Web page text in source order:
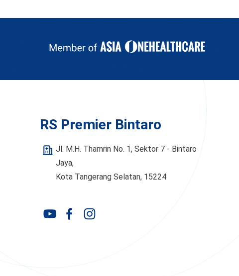
RS Premier Bintaro
Jl. M.H. Thamrin No. 1, Sektor 7 - Bintaro
Jaya,
Kota Tangerang Selatan, 15224